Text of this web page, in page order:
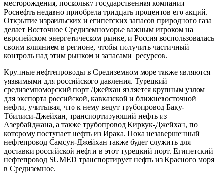
месторождения, поскольку государственная компания
Роснефть недавно приобрела тридцать процентов его акций.
Открытие израильских и египетских запасов природного газа
делает Восточное Средиземноморье важным игроком на
европейском энергетическом рынке, и Россия воспользовалась
своим влиянием в регионе, чтобы получить частичный
контроль над этим рынком и запасами ресурсов.
Крупные нефтепроводы в Средиземном море также являются
уязвимыми для российского давления. Турецкий
средиземноморский порт Джейхан является крупным узлом
для экспорта российской, кавказской и ближневосточной
нефти, учитывая, что к нему ведут трубопровод Баку-
Тбилиси-Джейхан, транспортирующий нефть из
Азербайджана, а также трубопровод Киркук-Джейхан, по
которому поступает нефть из Ирака. Пока незавершенный
нефтепровод Самсун-Джейхан также будет служить для
доставки российской нефти в этот турецкий порт. Египетский
нефтепровод SUMED транспортирует нефть из Красного моря
в Средиземное.